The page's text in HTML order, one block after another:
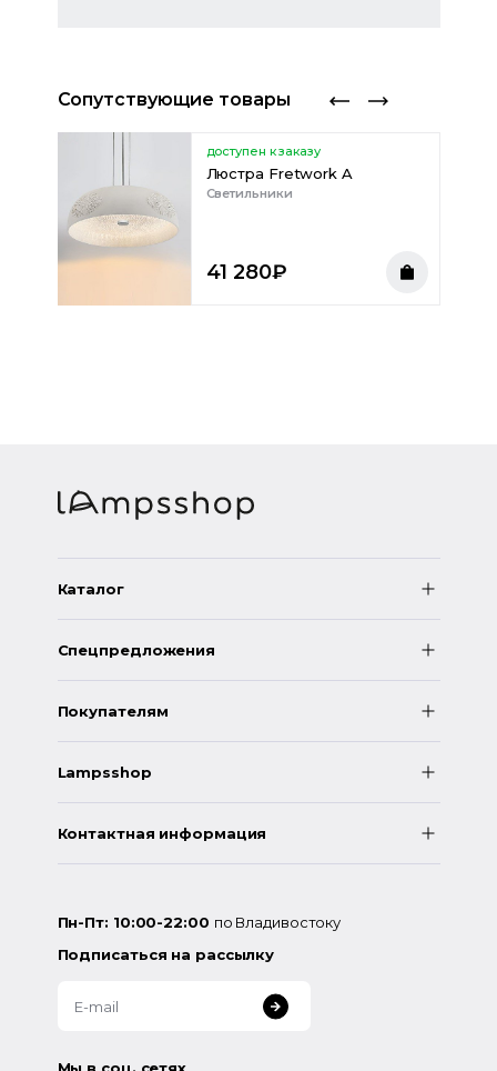
Сопутствующие товары
доступен к заказу
Люстра Fretwork A
Светильники
41 280₽
Каталог
Спецпредложения
Покупателям
Lampsshop
Контактная информация
Пн-Пт: 10:00-22:00 по Владивостоку
Подписаться на рассылку